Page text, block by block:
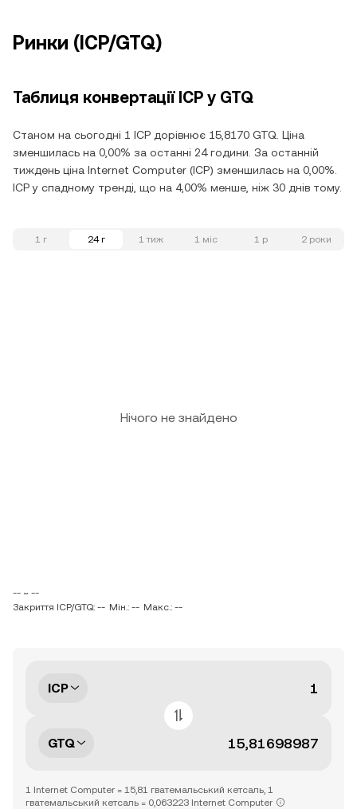
Ринки (ICP/GTQ)
Таблиця конвертації ICP у GTQ
Станом на сьогодні 1 ICP дорівнює 15,8170 GTQ. Ціна
зменшилась на 0,00% за останні 24 години. За останній
тиждень ціна Internet Computer (ICP) зменшилась на 0,00%.
ICP у спадному тренді, що на 4,00% менше, ніж 30 днів тому.
1 г 24 г 1 тиж 1 міс 1 р 2 роки
Нічого не знайдено
-- ~ --
Закриття ICP/GTQ: -- Мін.: -- Макс.: --
ICP
GTQ
1 Internet Computer = 15,81 гватемальський кетсаль, 1
гватемальський кетсаль = 0,063223 Internet Computer